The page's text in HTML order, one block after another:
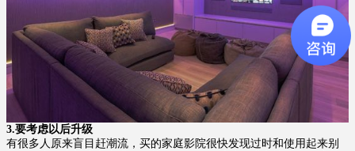
3.要考虑以后升级
有很多人原来盲目赶潮流，买的家庭影院很快发现过时和使用起来别